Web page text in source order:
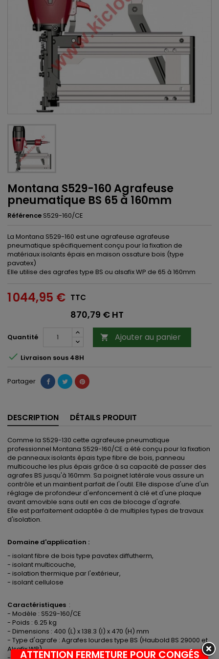
Montana S529-160 Agrafeuse
pneumatique BS 65 à 160mm
Référence S529-160/CE
La Montana S529-160 est une agrafeuse agrafeuse
pneumatique spécifiquement conçu pour la fixation de
matériaux isolants épais en maison ossature bois (type
pavatex)
Elle utilise des agrafes type BS ou alsafix WP de 65 à 160mm
1 044,95 € TTC
870,79 € HT
Quantité  Ajouter au panier
 Livraison sous 48H
Partager
DESCRIPTION DÉTAILS PRODUIT
Comme la S529-130 cette agrafeuse pneumatique
professionnel Montana S529-160/CE a été conçu pour la fixation
de panneaux isolants épais type fibre de bois, panneau
multicouche les plus épais grâce à sa capacité de passer des
agrafes BS jusqu'à 160mm. Sa poignet latérale vous assure un
contrôle et un maintient parfait de l'outil. Elle dispose d'une d'un
réglage de profondeur d'enfoncement à clé et d'une plaque
avant amovible sans outil en cas de blocage d'agrafe.
Elle est parfaitement adaptée à de multiples types de travaux
d'isolation.
Domaine d'application :
- isolant fibre de bois type pavatex diffutherm,
- isolant multicouche,
- isolation thermique par l'extérieur,
- isolant cellulose
Caractéristiques :
- Modèle : S529-160/CE
- Poids : 6.25 kg
- Dimensions : 400 (L) x 138.3 (l) x 470 (H) mm
- Type d'agrafe : Agrafes lourdes type BS (Haubold BS 29000 et
Alsafix WP)
ATTENTION FERMETURE POUR CONGÉS